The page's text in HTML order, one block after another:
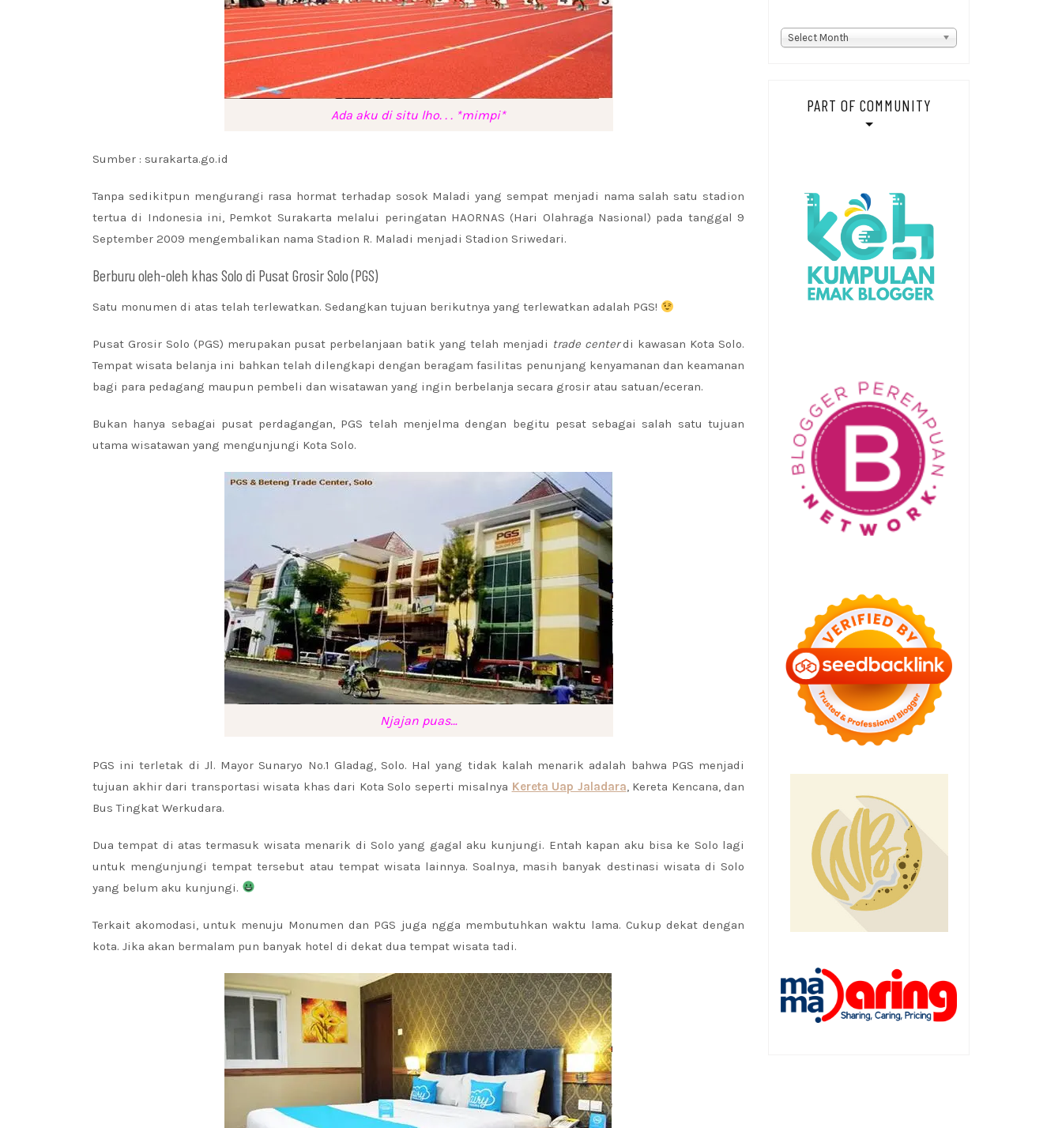
Ada aku di situ lho. . . *mimpi*
Sumber : surakarta.go.id
Tanpa sedikitpun mengurangi rasa hormat terhadap sosok Maladi yang sempat menjadi nama salah satu stadion
tertua di Indonesia ini, Pemkot Surakarta melalui peringatan HAORNAS (Hari Olahraga Nasional) pada tanggal 9
September 2009 mengembalikan nama Stadion R. Maladi menjadi Stadion Sriwedari.
Berburu oleh-oleh khas Solo di Pusat Grosir Solo (PGS)
Satu monumen di atas telah terlewatkan. Sedangkan tujuan berikutnya yang terlewatkan adalah PGS!
Pusat Grosir Solo (PGS) merupakan pusat perbelanjaan batik yang telah menjadi trade centerdi kawasan Kota Solo.
Tempat wisata belanja ini bahkan telah dilengkapi dengan beragam fasilitas penunjang kenyamanan dan keamanan
bagi para pedagang maupun pembeli dan wisatawan yang ingin berbelanja secara grosir atau satuan/eceran.
Bukan hanya sebagai pusat perdagangan, PGS telah menjelma dengan begitu pesat sebagai salah satu tujuan
utama wisatawan yang mengunjungi Kota Solo.
Njajan puas…
PGS ini terletak di Jl. Mayor Sunaryo No.1 Gladag, Solo. Hal yang tidak kalah menarik adalah bahwa PGS menjadi
tujuan akhir dari transportasi wisata khas dari Kota Solo seperti misalnya Kereta Uap Jaladara , Kereta Kencana, dan
Bus Tingkat Werkudara.
Dua tempat di atas termasuk wisata menarik di Solo yang gagal aku kunjungi. Entah kapan aku bisa ke Solo lagi
untuk mengunjungi tempat tersebut atau tempat wisata lainnya. Soalnya, masih banyak destinasi wisata di Solo
yang belum aku kunjungi.
Terkait akomodasi, untuk menuju Monumen dan PGS juga ngga membutuhkan waktu lama. Cukup dekat dengan
kota. Jika akan bermalam pun banyak hotel di dekat dua tempat wisata tadi.
Arsip_
Select Month
PART OF COMMUNITY